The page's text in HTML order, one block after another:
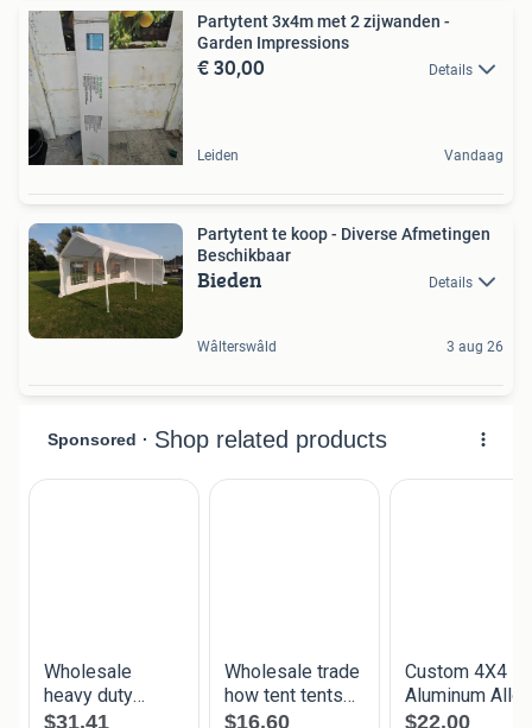
Partytent 3x4m met 2 zijwanden -
Garden Impressions
€ 30,00 Details
Leiden Vandaag
Partytent te koop - Diverse Afmetingen
Beschikbaar
Bieden Details
Wâlterswâld 3 aug 26